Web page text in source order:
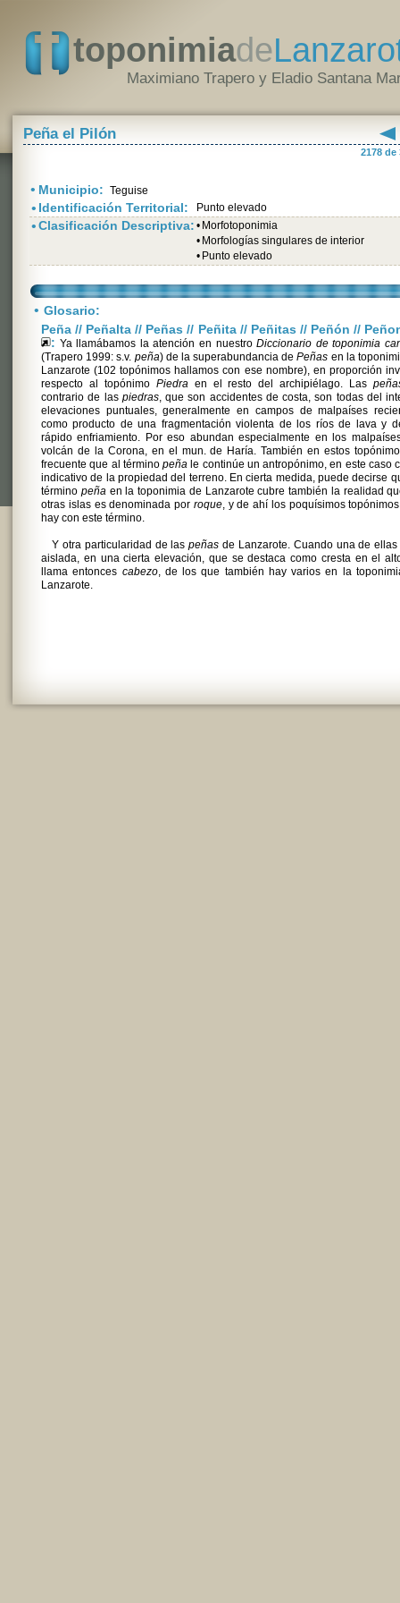
toponimiade
Maximiano Trapero y Eladio Santana
Peña el Pilón
2178 de
• Municipio: Teguise
• Identificación Territorial: Punto elevado
•Clasificación Descriptiva: • Morfotoponimia
• Morfologías singulares de interior
• Punto elevado
• Glosario:
Peña // Peñalta // Peñas // Peñita // Peñitas // Peñón //
: Ya llamábamos la atención en nuestroDiccionario de toponimia
(Trapero 1999: s.v. peña) de la superabundancia dePeñas en la
Lanzarote (102 topónimos hallamos con ese nombre), en proporción
respecto al topónimo Piedraen el resto del archipiélago. Las
contrario de las piedras, que son accidentes de costa, son todas del
elevaciones puntuales, generalmente en campos de malpaíses
como producto de una fragmentación violenta de los ríos de lava y
rápido enfriamiento. Por eso abundan especialmente en los
volcán de la Corona, en el mun. de Haría. También en estos
frecuente que al término peña le continúe un antropónimo, en este caso
indicativo de la propiedad del terreno. En cierta medida, puede decirse
término peñaen la toponimia de Lanzarote cubre también la realidad
otras islas es denominada por roque, y de ahí los poquísimos
hay con este término.
Y otra particularidad de laspeñas de Lanzarote. Cuando una de ellas
aislada, en una cierta elevación, que se destaca como cresta en el
llama entonces cabezo, de los que también hay varios en la
Lanzarote.